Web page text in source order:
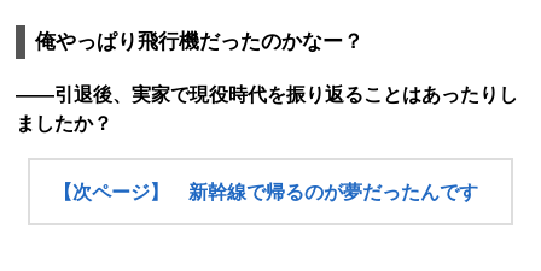
俺やっぱり飛行機だったのかなー？
――引退後、実家で現役時代を振り返ることはあったりし
ましたか？
【次ページ】 新幹線で帰るのが夢だったんです